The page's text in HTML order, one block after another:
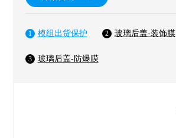
1 模组出货保护 2 玻璃后盖-装饰膜
3 玻璃后盖-防爆膜